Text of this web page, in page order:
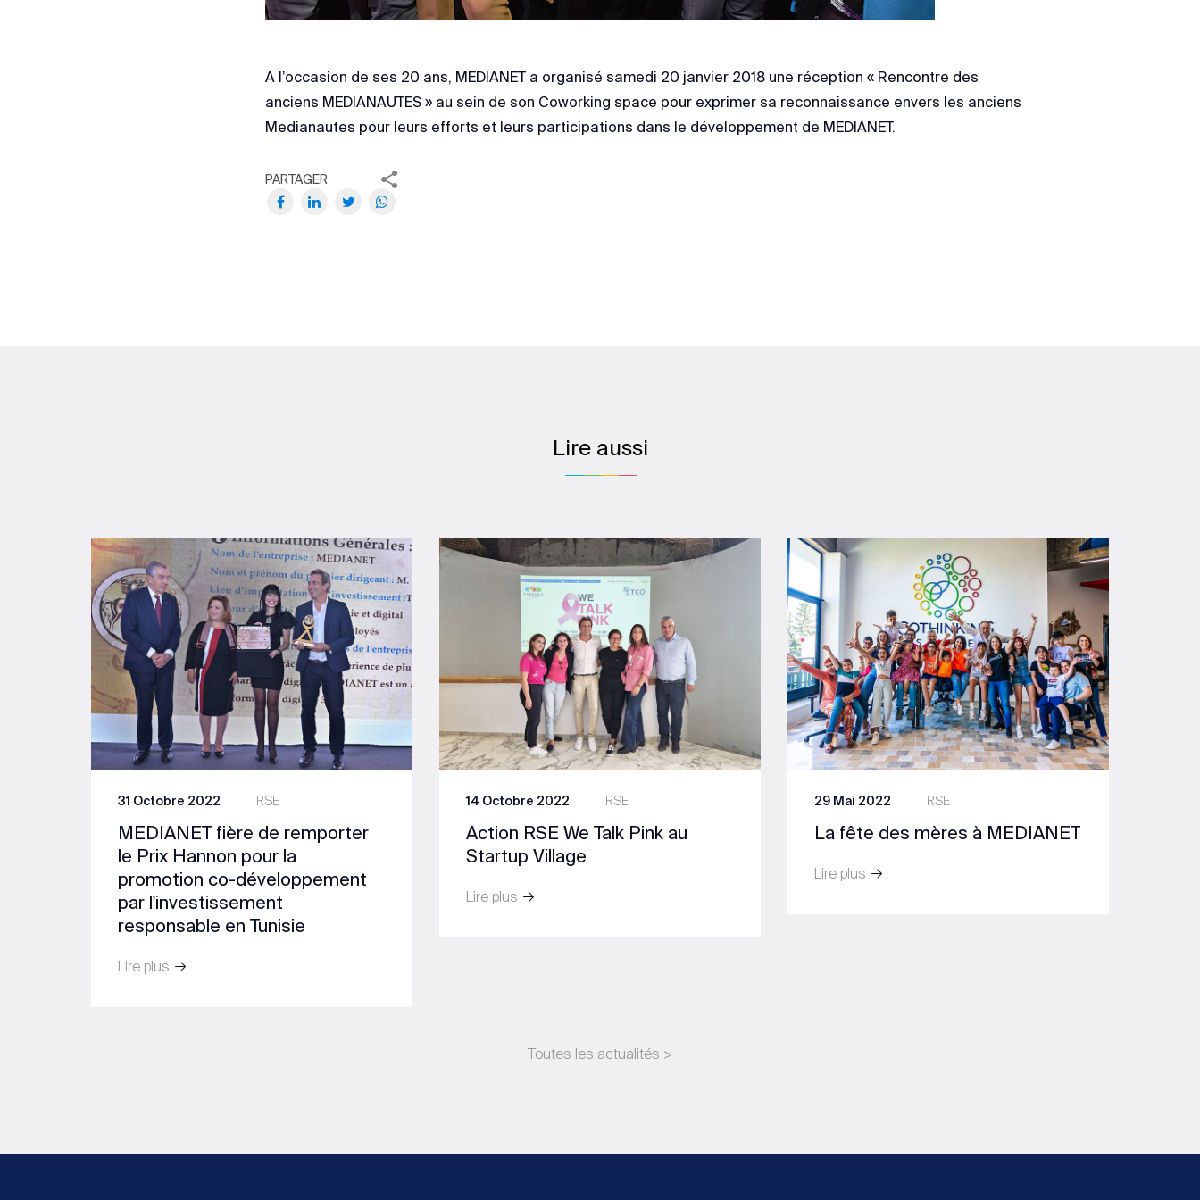
A l’occasion de ses 20 ans, MEDIANET a organisé samedi 20 janvier 2018 une réception « Rencontre des
anciens MEDIANAUTES » au sein de son Coworking space pour exprimer sa reconnaissance envers les anciens
Medianautes pour leurs efforts et leurs participations dans le développement de MEDIANET.
PARTAGER
Lire aussi
RSE
31 Octobre 2022
MEDIANET fière de remporter
le Prix Hannon pour la
promotion co-développement
par l'investissement
responsable en Tunisie
Lire plus
RSE
14 Octobre 2022
Action RSE We Talk Pink au
Startup Village
Lire plus
RSE
29 Mai 2022
La fête des mères à MEDIANET
Lire plus
Toutes les actualités >